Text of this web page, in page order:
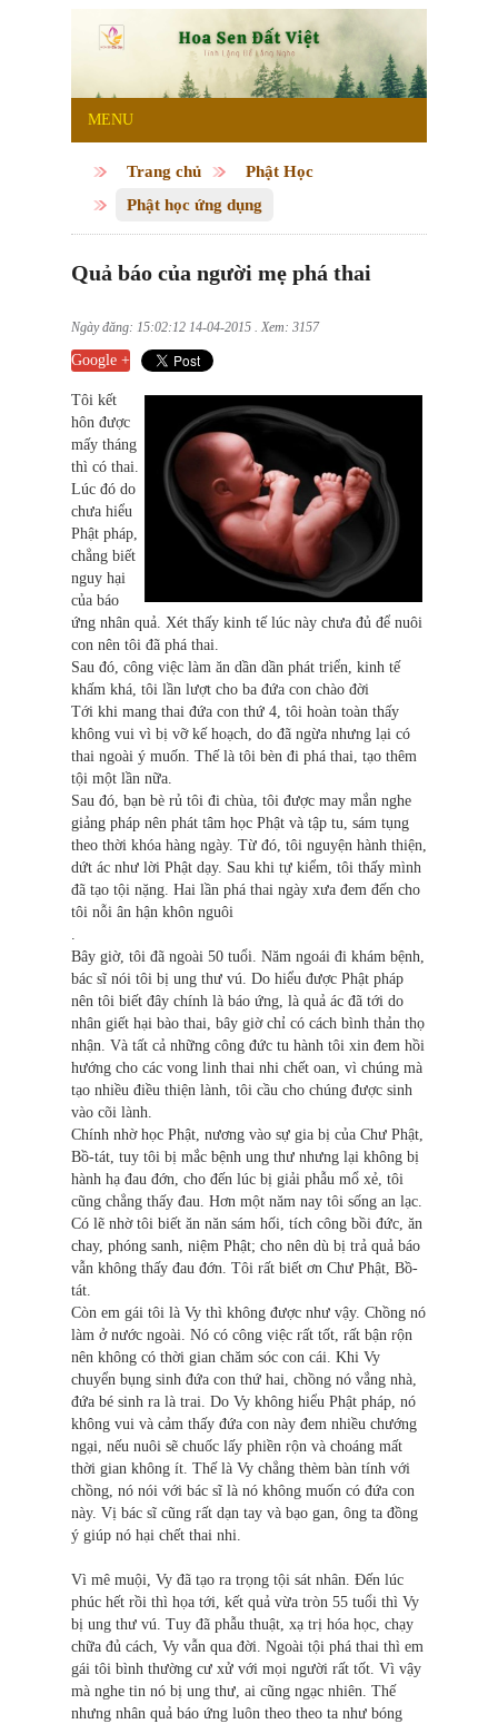
MENU
Trang chủ
Phật Học
Phật học ứng dụng
Quả báo của người mẹ phá thai
Ngày đăng: 15:02:12 14-04-2015 . Xem: 3157
Google +
Tôi kết
hôn được
mấy tháng
thì có thai.
Lúc đó do
chưa hiểu
Phật pháp,
chẳng biết
nguy hại
của báo
ứng nhân quả. Xét thấy kinh tế lúc này chưa đủ để nuôi
con nên tôi đã phá thai.
Sau đó, công việc làm ăn dần dần phát triển, kinh tế
khấm khá, tôi lần lượt cho ba đứa con chào đời
Tới khi mang thai đứa con thứ 4, tôi hoàn toàn thấy
không vui vì bị vỡ kế hoạch, do đã ngừa nhưng lại có
thai ngoài ý muốn. Thế là tôi bèn đi phá thai, tạo thêm
tội một lần nữa.
Sau đó, bạn bè rủ tôi đi chùa, tôi được may mắn nghe
giảng pháp nên phát tâm học Phật và tập tu, sám tụng
theo thời khóa hàng ngày. Từ đó, tôi nguyện hành thiện,
dứt ác như lời Phật dạy. Sau khi tự kiểm, tôi thấy mình
đã tạo tội nặng. Hai lần phá thai ngày xưa đem đến cho
tôi nỗi ân hận khôn nguôi
.
Bây giờ, tôi đã ngoài 50 tuổi. Năm ngoái đi khám bệnh,
bác sĩ nói tôi bị ung thư vú. Do hiểu được Phật pháp
nên tôi biết đây chính là báo ứng, là quả ác đã tới do
nhân giết hại bào thai, bây giờ chỉ có cách bình thản thọ
nhận. Và tất cả những công đức tu hành tôi xin đem hồi
hướng cho các vong linh thai nhi chết oan, vì chúng mà
tạo nhiều điều thiện lành, tôi cầu cho chúng được sinh
vào cõi lành.
Chính nhờ học Phật, nương vào sự gia bị của Chư Phật,
Bồ-tát, tuy tôi bị mắc bệnh ung thư nhưng lại không bị
hành hạ đau đớn, cho đến lúc bị giải phẫu mổ xẻ, tôi
cũng chẳng thấy đau. Hơn một năm nay tôi sống an lạc.
Có lẽ nhờ tôi biết ăn năn sám hối, tích công bồi đức, ăn
chay, phóng sanh, niệm Phật; cho nên dù bị trả quả báo
vẫn không thấy đau đớn. Tôi rất biết ơn Chư Phật, Bồ-
tát.
Còn em gái tôi là Vy thì không được như vậy. Chồng nó
làm ở nước ngoài. Nó có công việc rất tốt, rất bận rộn
nên không có thời gian chăm sóc con cái. Khi Vy
chuyển bụng sinh đứa con thứ hai, chồng nó vắng nhà,
đứa bé sinh ra là trai. Do Vy không hiểu Phật pháp, nó
không vui và cảm thấy đứa con này đem nhiều chướng
ngại, nếu nuôi sẽ chuốc lấy phiền rộn và choáng mất
thời gian không ít. Thế là Vy chẳng thèm bàn tính với
chồng, nó nói với bác sĩ là nó không muốn có đứa con
này. Vị bác sĩ cũng rất dạn tay và bạo gan, ông ta đồng
ý giúp nó hại chết thai nhi.
Vì mê muội, Vy đã tạo ra trọng tội sát nhân. Đến lúc
phúc hết rồi thì họa tới, kết quả vừa tròn 55 tuổi thì Vy
bị ung thư vú. Tuy đã phẫu thuật, xạ trị hóa học, chạy
chữa đủ cách, Vy vẫn qua đời. Ngoài tội phá thai thì em
gái tôi bình thường cư xử với mọi người rất tốt. Vì vậy
mà nghe tin nó bị ung thư, ai cũng ngạc nhiên. Thế
nhưng nhân quả báo ứng luôn theo theo ta như bóng